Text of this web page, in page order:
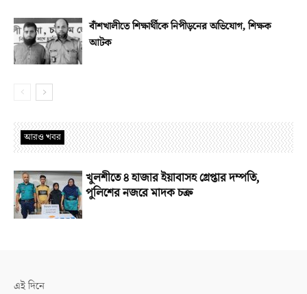
বাঁশখালীতে শিক্ষার্থীকে নিপীড়নের অভিযোগ, শিক্ষক
আটক
আরও খবর
খুলশীতে ৪ হাজার ইয়াবাসহ গ্রেপ্তার দম্পতি,
পুলিশের নজরে মাদক চক্র
এই দিনে